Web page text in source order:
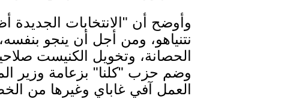
وأوضح أن "الانتخابات الجديدة
نتنياهو، ومن أجل أن ينجو
الحصانة، وتخويل الكنيست
وضم حزب "كلنا" بزعامة وزير
العمل آفي غاباي وغيرها من